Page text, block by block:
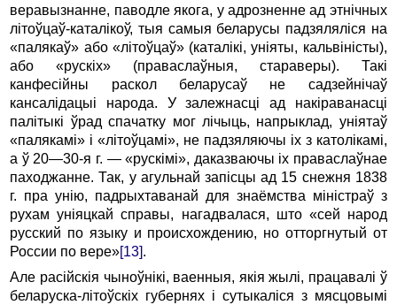
веравызнанне, паводле якога, у адрозненне ад этнічных
літоўцаў-каталікоў, тыя самыя беларусы падзяляліся на
«палякаў» або «літоўцаў» (каталікі, уніяты, кальвіністы),
або «рускіх» (праваслаўныя, стараверы). Такі
канфесійны раскол беларусаў не садзейнічаў
кансалідацыі народа. У залежнасці ад накіраванасці
палітыкі ўрад спачатку мог лічыць, напрыклад, уніятаў
«палякамі» і «літоўцамі», не падзяляючы іх з католікамі,
а ў 20—30-я г. — «рускімі», даказваючы іх праваслаўнае
паходжанне. Так, у агульнай запісцы ад 15 снежня 1838
г. пра унію, падрыхтаванай для знаёмства міністраў з
рухам уніяцкай справы, нагадвалася, што «сей народ
русский по языку и происхождению, но отторгнутый от
России по вере»[13].
Але расійскія чыноўнікі, ваенныя, якія жылі, працавалі ў
беларуска-літоўскіх губернях і сутыкаліся з мясцовымі